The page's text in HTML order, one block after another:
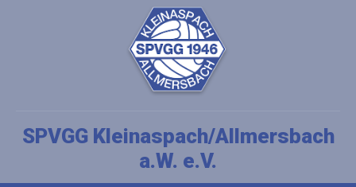
SPVGG Kleinaspach/Allmersbach
a.W. e.V.